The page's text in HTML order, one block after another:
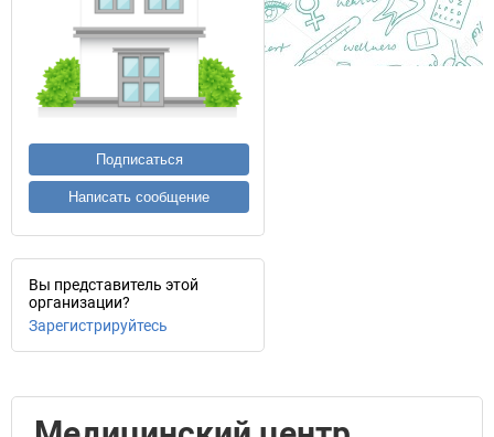
Подписаться
Написать сообщение
Вы представитель этой
организации?
Зарегистрируйтесь